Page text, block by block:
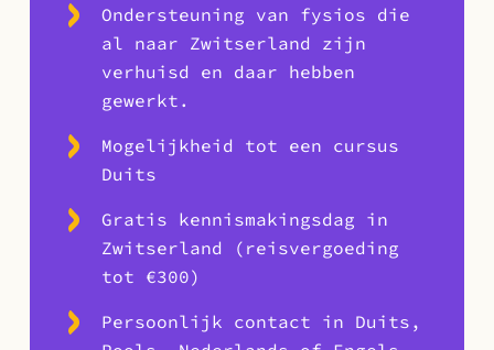
Ondersteuning van fysios die
al naar Zwitserland zijn
verhuisd en daar hebben
gewerkt.
Mogelijkheid tot een cursus
Duits
Gratis kennismakingsdag in
Zwitserland (reisvergoeding
tot €300)
Persoonlijk contact in Duits,